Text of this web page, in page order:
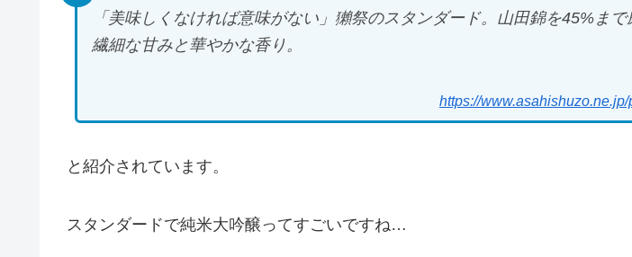
「美味しくなければ意味がない」獺祭のスタンダード。山田錦を45%ま
繊細な甘みと華やかな香り。
https://
と紹介されています。
スタンダードで純米大吟醸ってすごいですね…